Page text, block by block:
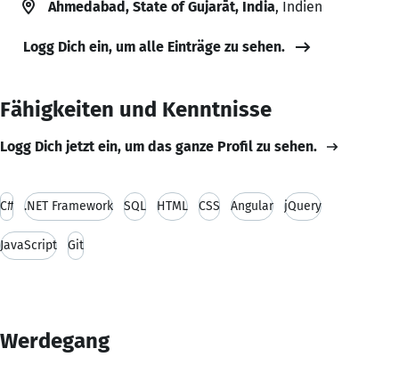
Ahmedabad, State of Gujarāt, India, Indien
Logg Dich ein, um alle Einträge zu sehen.
Fähigkeiten und Kenntnisse
Logg Dich jetzt ein, um das ganze Profil zu sehen.
C# .NET Framework SQL HTML CSS Angular jQuery
JavaScript Git
Werdegang